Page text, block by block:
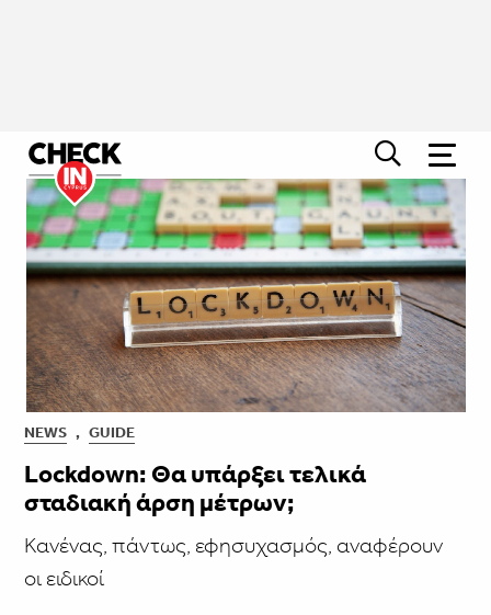
NEWS , GUIDE
Lockdown: Θα υπάρξει τελικά
σταδιακή άρση μέτρων;
Κανένας, πάντως, εφησυχασμός, αναφέρουν
οι ειδικοί